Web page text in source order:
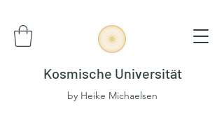
Kosmische Universität
by Heike Michaelsen